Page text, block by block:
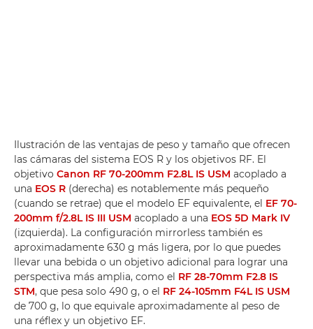
Ilustración de las ventajas de peso y tamaño que ofrecen
las cámaras del sistema EOS R y los objetivos RF. El
objetivo Canon RF 70-200mm F2.8L IS USM acoplado a
una EOS R (derecha) es notablemente más pequeño
(cuando se retrae) que el modelo EF equivalente, el EF 70-
200mm f/2.8L IS III USM acoplado a una EOS 5D Mark IV
(izquierda). La configuración mirrorless también es
aproximadamente 630 g más ligera, por lo que puedes
llevar una bebida o un objetivo adicional para lograr una
perspectiva más amplia, como el RF 28-70mm F2.8 IS
STM, que pesa solo 490 g, o el RF 24-105mm F4L IS USM
de 700 g, lo que equivale aproximadamente al peso de
una réflex y un objetivo EF.